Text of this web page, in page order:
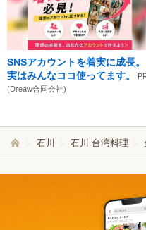
SNSアカウントを着実に成長。
実はみんなココ使ってます。
(Dreaw合同会社)
石川 石川 台湾料理